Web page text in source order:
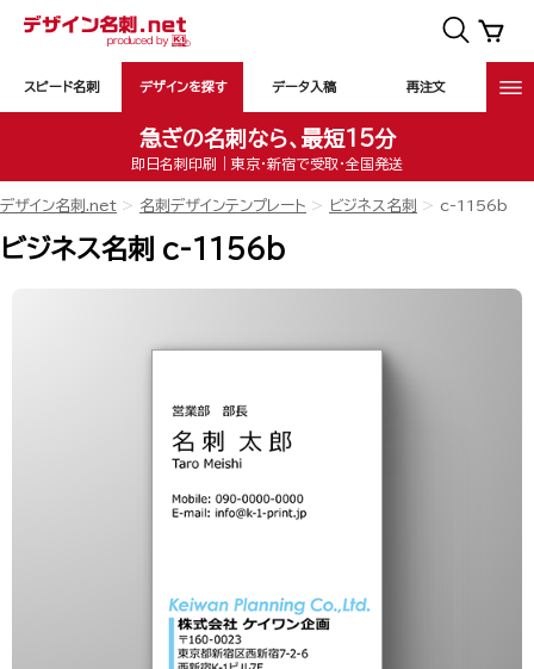
スピード名刺 デザインを探す データ入稿 再注文
急ぎの名刺なら、最短15分
即日名刺印刷｜東京・新宿で受取・全国発送
デザイン名刺.net 名刺デザインテンプレート ビジネス名刺 c-1156b
ビジネス名刺 c-1156b